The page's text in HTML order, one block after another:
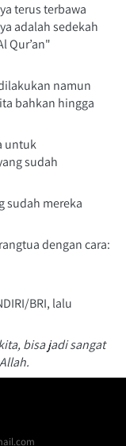
terus terbawa
adalah sedekah
Qur’an"
namun
bahkan hingga
untuk
sudah
sudah mereka
dengan cara:
BRI, lalu
bisa jadi sangat